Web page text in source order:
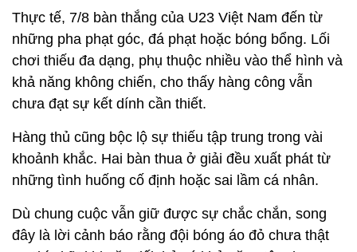
Thực tế, 7/8 bàn thắng của U23 Việt Nam đến từ
những pha phạt góc, đá phạt hoặc bóng bổng. Lối
chơi thiếu đa dạng, phụ thuộc nhiều vào thể hình và
khả năng không chiến, cho thấy hàng công vẫn
chưa đạt sự kết dính cần thiết.
Hàng thủ cũng bộc lộ sự thiếu tập trung trong vài
khoảnh khắc. Hai bàn thua ở giải đều xuất phát từ
những tình huống cố định hoặc sai lầm cá nhân.
Dù chung cuộc vẫn giữ được sự chắc chắn, song
đây là lời cảnh báo rằng đội bóng áo đỏ chưa thật